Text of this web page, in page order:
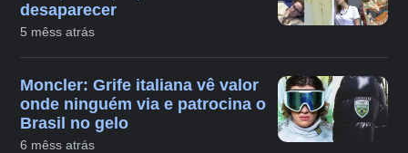
desaparecer
5 mêss atrás
Moncler: Grife italiana vê valor
onde ninguém via e patrocina o
Brasil no gelo
6 mêss atrás